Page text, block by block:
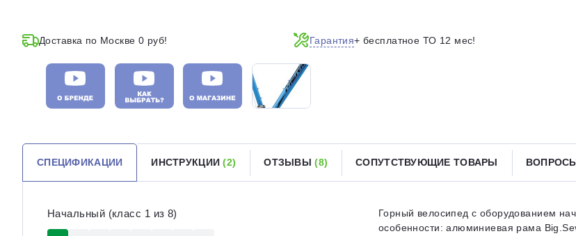
Доставка по Москве 0 руб! Гарантия+ бесплатное ТО 12 мес!
СПЕЦИФИКАЦИИ ИНСТРУКЦИИ(2) ОТЗЫВЫ(8) СОПУТСТВУЮЩИЕ ТОВАРЫ
Начальный (класс 1 из 8)
Горный велосипед с оборудованием
особенности: алюминиевая рама